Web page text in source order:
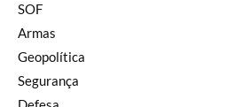
SOF
Armas
Geopolítica
Segurança